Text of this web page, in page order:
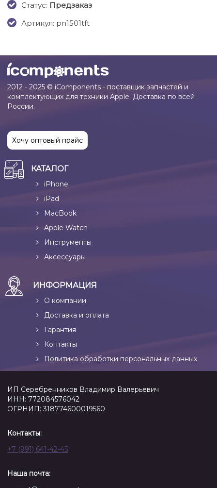
Cтатус: Предзаказ
Артикул: pn1501tft
2012 - 2025 © iComponents - поставщик запчастей и
комплектующих для техники Apple. Доставка по всей
России.
Хочу оптовый прайс
КАТАЛОГ
iPhone
iPad
MacBook
Apple Watch
Инструменты
Аксессуары
ИНФОРМАЦИЯ
О компании
Доставка и оплата
Гарантия
Контакты
Политика обработки персональных данных
ИП Серебренников Владимир Валерьевич
ИНН: 772084576042
ОГРНИП: 318774600019560
Контакты:
+7 (991) 641-42-45
Наша почта: